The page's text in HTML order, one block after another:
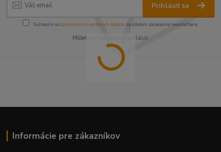
Prihlásiť sa
Súhlasím sospracovaním osobných údajov za účelom zasielania newslettera.
Môžete sa kedykoľvek odhlásiť.
Informácie pre zákazníkov